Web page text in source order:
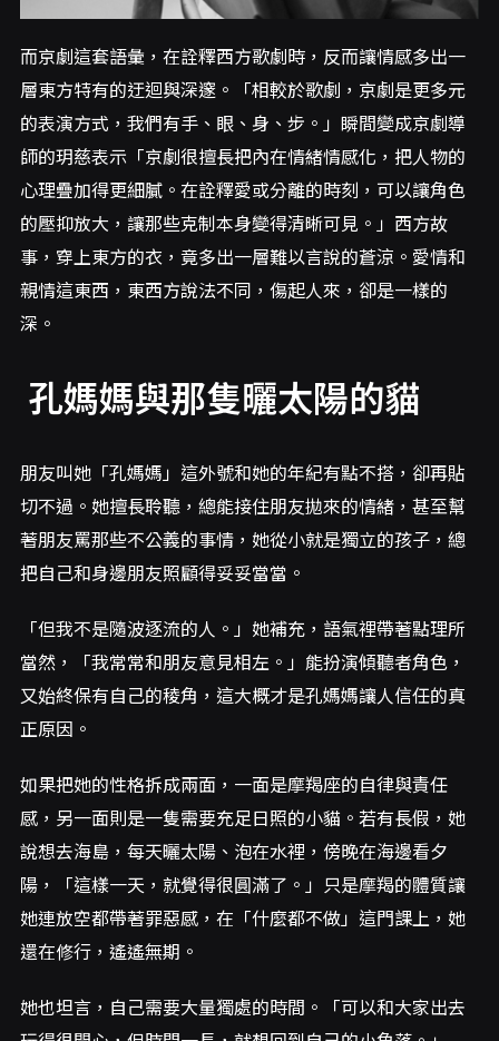
而京劇這套語彙，在詮釋西方歌劇時，反而讓情感多出一
層東方特有的迂迴與深邃。「相較於歌劇，京劇是更多元
的表演方式，我們有手、眼、身、步。」瞬間變成京劇導
師的玥慈表示「京劇很擅長把內在情緒情感化，把人物的
心理疊加得更細膩。在詮釋愛或分離的時刻，可以讓角色
的壓抑放大，讓那些克制本身變得清晰可見。」西方故
事，穿上東方的衣，竟多出一層難以言說的蒼涼。愛情和
親情這東西，東西方說法不同，傷起人來，卻是一樣的
深。
孔媽媽與那隻曬太陽的貓
朋友叫她「孔媽媽」這外號和她的年紀有點不搭，卻再貼
切不過。她擅長聆聽，總能接住朋友拋來的情緒，甚至幫
著朋友罵那些不公義的事情，她從小就是獨立的孩子，總
把自己和身邊朋友照顧得妥妥當當。
「但我不是隨波逐流的人。」她補充，語氣裡帶著點理所
當然，「我常常和朋友意見相左。」能扮演傾聽者角色，
又始終保有自己的稜角，這大概才是孔媽媽讓人信任的真
正原因。
如果把她的性格拆成兩面，一面是摩羯座的自律與責任
感，另一面則是一隻需要充足日照的小貓。若有長假，她
說想去海島，每天曬太陽、泡在水裡，傍晚在海邊看夕
陽，「這樣一天，就覺得很圓滿了。」只是摩羯的體質讓
她連放空都帶著罪惡感，在「什麼都不做」這門課上，她
還在修行，遙遙無期。
她也坦言，自己需要大量獨處的時間。「可以和大家出去